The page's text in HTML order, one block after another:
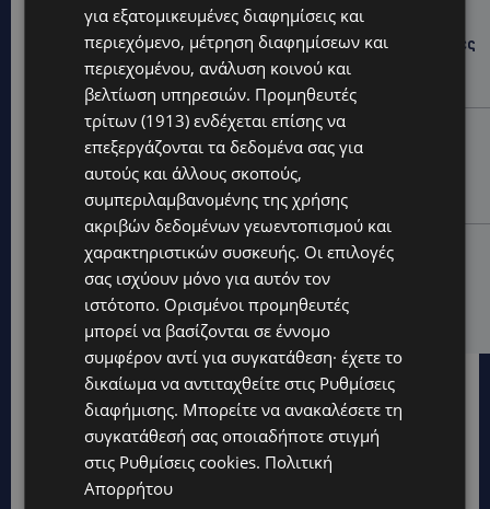
UPDATES
ΔΗΜΟΣ ΛΑΤΣΙΩΝ – ΓΕΡΙΟΥ: Πάνω από 8.000 υπογραφές
κατά των Δομών Ανηλίκων – Ζητούν γραπτή
δέσμευση από το Κράτος
UPDATES
ΑΓΙΟΣ ΙΩΑΝΝΗΣ ΠΙΤΣΙΛΙΑΣ: Ξανανοίγει η πισίνα του
χωριού – Μια ανάσα δροσιάς για κατοίκους και
επισκέπτες
LIFESTYLE
ΕΛΕΝΑ ΠΑΠΑΔΟΠΟΥΛΟΥ: Από τη σκηνή στην
Αντιπροεδρία του ΘΟΚ – «Μεγάλη τιμή και μεγάλη
ευθύνη»
για εξατομικευμένες διαφημίσεις και
περιεχόμενο, μέτρηση διαφημίσεων και
περιεχομένου, ανάλυση κοινού και
βελτίωση υπηρεσιών. Προμηθευτές
τρίτων (1913) ενδέχεται επίσης να
επεξεργάζονται τα δεδομένα σας για
αυτούς και άλλους σκοπούς,
συμπεριλαμβανομένης της χρήσης
ακριβών δεδομένων γεωεντοπισμού και
χαρακτηριστικών συσκευής. Οι επιλογές
σας ισχύουν μόνο για αυτόν τον
ιστότοπο. Ορισμένοι προμηθευτές
μπορεί να βασίζονται σε έννομο
συμφέρον αντί για συγκατάθεση· έχετε το
δικαίωμα να αντιταχθείτε στις Ρυθμίσεις
διαφήμισης. Μπορείτε να ανακαλέσετε τη
συγκατάθεσή σας οποιαδήποτε στιγμή
στις Ρυθμίσεις cookies. Πολιτική
Απορρήτου